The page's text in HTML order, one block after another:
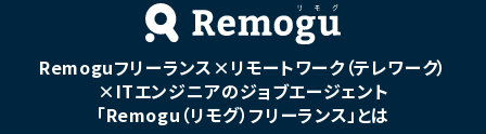
いへの出社が発生する可能
・長期参画が見込まれる案件
Remoguフリーランス×リモートワーク（テレワーク）
×ITエンジニアのジョブエージェント
「Remogu（リモグ）フリーランス」とは